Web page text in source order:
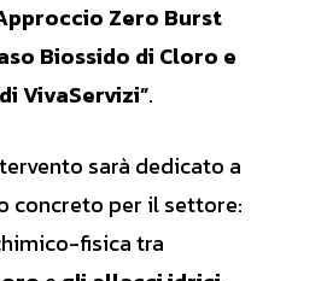
Zero Burst
Biossido di Cloro e
VivaServizi”.
sarà dedicato a
concreto per il settore:
fisica tra